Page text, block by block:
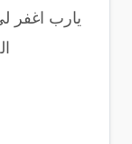
يارب اغفر